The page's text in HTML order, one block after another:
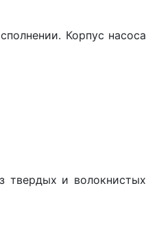
Корпус насоса
твердых и волокнистых